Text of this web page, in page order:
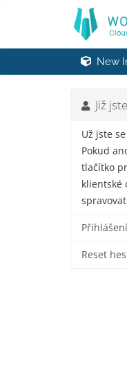
New
Již
Už jste
Pokud
tlačítko
klientské
Přihlášení
Reset